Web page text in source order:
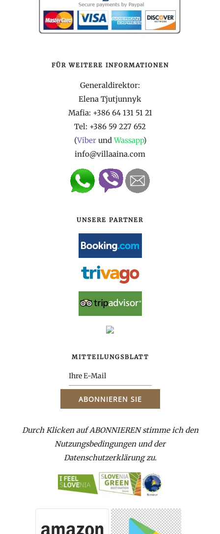
FÜR WEITERE INFORMATIONEN
Generaldirektor:
Elena Tjutjunnyk
Mafia: +386 64 131 51 21
Tel: +386 59 227 652
(ViberundWassapp)
info@villaaina.com
UNSERE PARTNER
MITTEILUNGSBLATT
Durch Klicken auf ABONNIEREN stimme ich den
Nutzungsbedingungen und der
Datenschutzerklärung zu.